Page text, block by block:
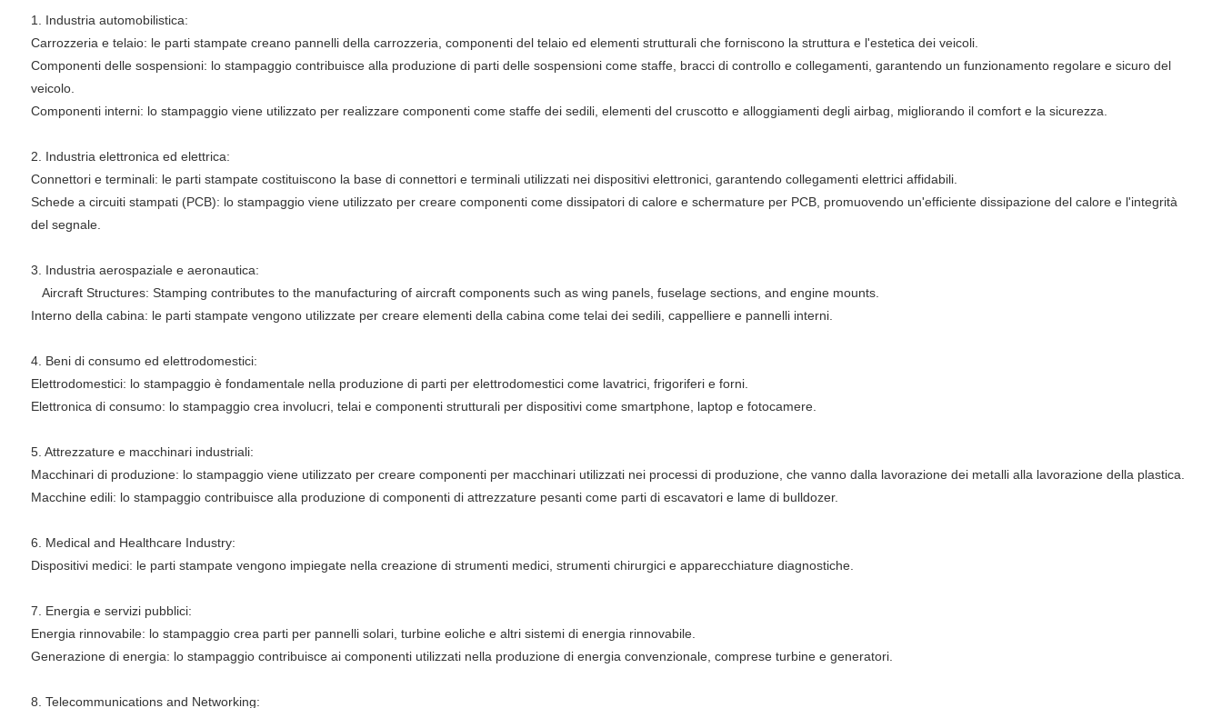
1. Industria automobilistica:
Carrozzeria e telaio: le parti stampate creano pannelli della carrozzeria, componenti del telaio ed elementi strutturali che forniscono la struttura e l'estetica dei veicoli.
Componenti delle sospensioni: lo stampaggio contribuisce alla produzione di parti delle sospensioni come staffe, bracci di controllo e collegamenti, garantendo un funzionamento regolare e sicuro del
veicolo.
Componenti interni: lo stampaggio viene utilizzato per realizzare componenti come staffe dei sedili, elementi del cruscotto e alloggiamenti degli airbag, migliorando il comfort e la sicurezza.
2. Industria elettronica ed elettrica:
Connettori e terminali: le parti stampate costituiscono la base di connettori e terminali utilizzati nei dispositivi elettronici, garantendo collegamenti elettrici affidabili.
Schede a circuiti stampati (PCB): lo stampaggio viene utilizzato per creare componenti come dissipatori di calore e schermature per PCB, promuovendo un'efficiente dissipazione del calore e l'integrità
del segnale.
3. Industria aerospaziale e aeronautica:
Aircraft Structures: Stamping contributes to the manufacturing of aircraft components such as wing panels, fuselage sections, and engine mounts.
Interno della cabina: le parti stampate vengono utilizzate per creare elementi della cabina come telai dei sedili, cappelliere e pannelli interni.
4. Beni di consumo ed elettrodomestici:
Elettrodomestici: lo stampaggio è fondamentale nella produzione di parti per elettrodomestici come lavatrici, frigoriferi e forni.
Elettronica di consumo: lo stampaggio crea involucri, telai e componenti strutturali per dispositivi come smartphone, laptop e fotocamere.
5. Attrezzature e macchinari industriali:
Macchinari di produzione: lo stampaggio viene utilizzato per creare componenti per macchinari utilizzati nei processi di produzione, che vanno dalla lavorazione dei metalli alla lavorazione della plastica.
Macchine edili: lo stampaggio contribuisce alla produzione di componenti di attrezzature pesanti come parti di escavatori e lame di bulldozer.
6. Medical and Healthcare Industry:
Dispositivi medici: le parti stampate vengono impiegate nella creazione di strumenti medici, strumenti chirurgici e apparecchiature diagnostiche.
7. Energia e servizi pubblici:
Energia rinnovabile: lo stampaggio crea parti per pannelli solari, turbine eoliche e altri sistemi di energia rinnovabile.
Generazione di energia: lo stampaggio contribuisce ai componenti utilizzati nella produzione di energia convenzionale, comprese turbine e generatori.
8. Telecommunications and Networking: